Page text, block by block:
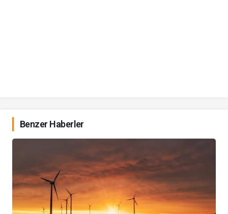
Benzer Haberler